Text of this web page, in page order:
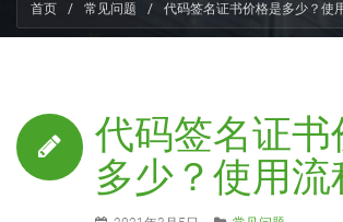
首页 / 常见问题 / 代码签名证书价格是多少？使
代码签名证书
多少？使用流